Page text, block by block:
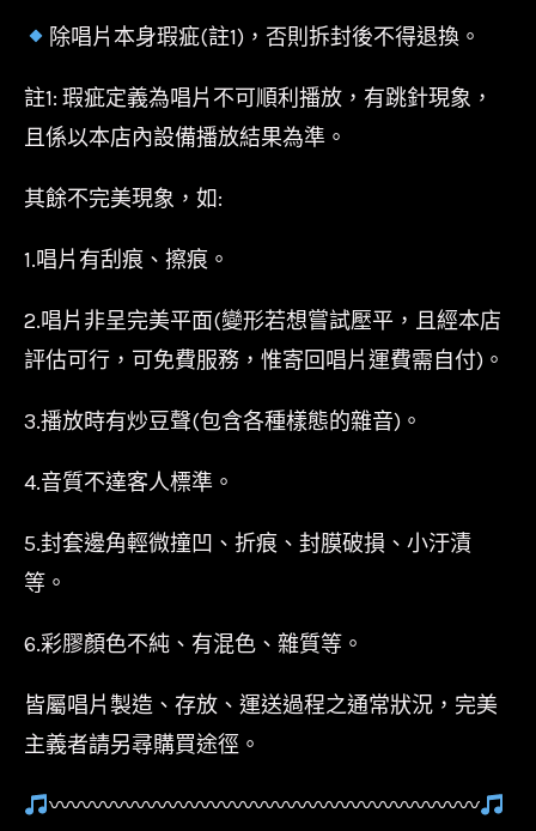
除唱片本身瑕疵(註1)，否則拆封後不得退換。
註1: 瑕疵定義為唱片不可順利播放，有跳針現象，
且係以本店內設備播放結果為準。
其餘不完美現象，如:
1.唱片有刮痕、擦痕。
2.唱片非呈完美平面(變形若想嘗試壓平，且經本店
評估可行，可免費服務，惟寄回唱片運費需自付)。
3.播放時有炒豆聲(包含各種樣態的雜音)。
4.音質不達客人標準。
5.封套邊角輕微撞凹、折痕、封膜破損、小汙漬
等。
6.彩膠顏色不純、有混色、雜質等。
皆屬唱片製造、存放、運送過程之通常狀況，完美
主義者請另尋購買途徑。
〰〰〰〰〰〰〰〰〰〰〰〰〰〰〰〰〰〰〰〰